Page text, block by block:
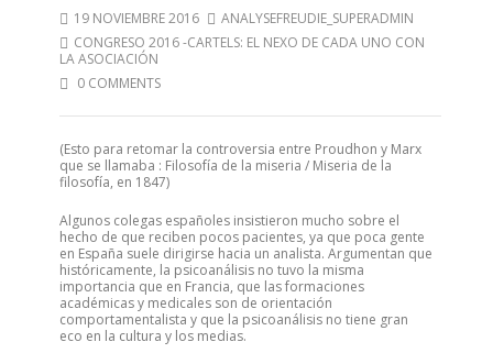
19 NOVIEMBRE 2016
ANALYSEFREUDIE_SUPERADMIN
CONGRESO 2016 -CARTELS: EL NEXO DE CADA UNO CON
LA ASOCIACIÓN
0 COMMENTS
(Esto para retomar la controversia entre Proudhon y Marx
que se llamaba : Filosofía de la miseria / Miseria de la
filosofía, en 1847)
Algunos colegas españoles insistieron mucho sobre el
hecho de que reciben pocos pacientes, ya que poca gente
en España suele dirigirse hacia un analista. Argumentan que
históricamente, la psicoanálisis no tuvo la misma
importancia que en Francia, que las formaciones
académicas y medicales son de orientación
comportamentalista y que la psicoanálisis no tiene gran
eco en la cultura y los medias.